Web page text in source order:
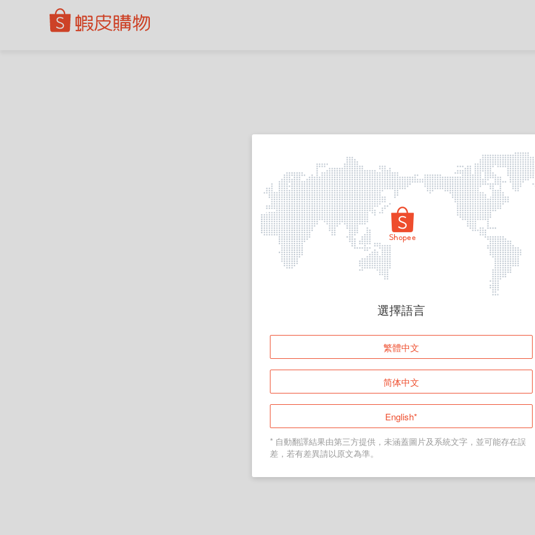
頁面無法顯示
登入
返回首頁
選擇語言
繁體中文
简体中文
English*
* 自動翻譯結果由第三方提供，未涵蓋圖片及系統文字，並可能存在誤
差，若有差異請以原文為準。